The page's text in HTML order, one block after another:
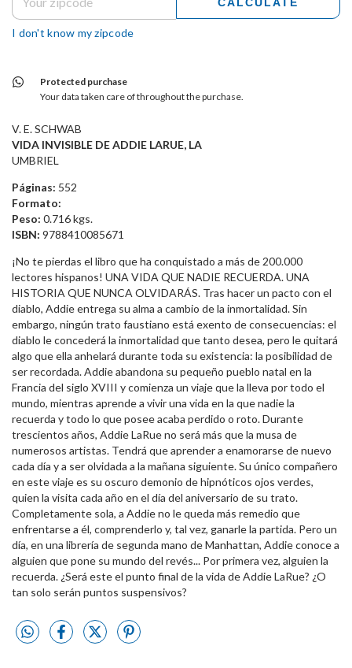
I don't know my zipcode
Protected purchase
Your data taken care of throughout the purchase.
V. E. SCHWAB
VIDA INVISIBLE DE ADDIE LARUE, LA
UMBRIEL
Páginas: 552
Formato:
Peso: 0.716 kgs.
ISBN: 9788410085671
¡No te pierdas el libro que ha conquistado a más de 200.000
lectores hispanos! UNA VIDA QUE NADIE RECUERDA. UNA
HISTORIA QUE NUNCA OLVIDARÁS. Tras hacer un pacto con el
diablo, Addie entrega su alma a cambio de la inmortalidad. Sin
embargo, ningún trato faustiano está exento de consecuencias: el
diablo le concederá la inmortalidad que tanto desea, pero le quitará
algo que ella anhelará durante toda su existencia: la posibilidad de
ser recordada. Addie abandona su pequeño pueblo natal en la
Francia del siglo XVIII y comienza un viaje que la lleva por todo el
mundo, mientras aprende a vivir una vida en la que nadie la
recuerda y todo lo que posee acaba perdido o roto. Durante
trescientos años, Addie LaRue no será más que la musa de
numerosos artistas. Tendrá que aprender a enamorarse de nuevo
cada día y a ser olvidada a la mañana siguiente. Su único compañero
en este viaje es su oscuro demonio de hipnóticos ojos verdes,
quien la visita cada año en el día del aniversario de su trato.
Completamente sola, a Addie no le queda más remedio que
enfrentarse a él, comprenderlo y, tal vez, ganarle la partida. Pero un
día, en una librería de segunda mano de Manhattan, Addie conoce a
alguien que pone su mundo del revés... Por primera vez, alguien la
recuerda. ¿Será este el punto final de la vida de Addie LaRue? ¿O
tan solo serán puntos suspensivos?